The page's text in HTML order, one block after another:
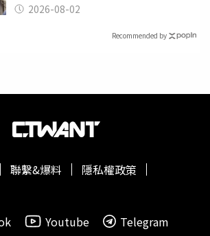
2026-08-02
Recommended by
聯繫&爆料
隱私權政策
Youtube Telegram